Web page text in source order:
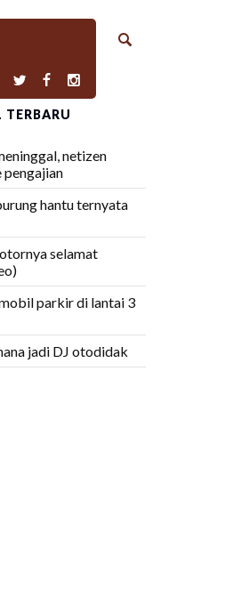
TERBARU
netizen
pengajian
hantu ternyata
selamat
parkir di lantai 3
jadi DJ otodidak